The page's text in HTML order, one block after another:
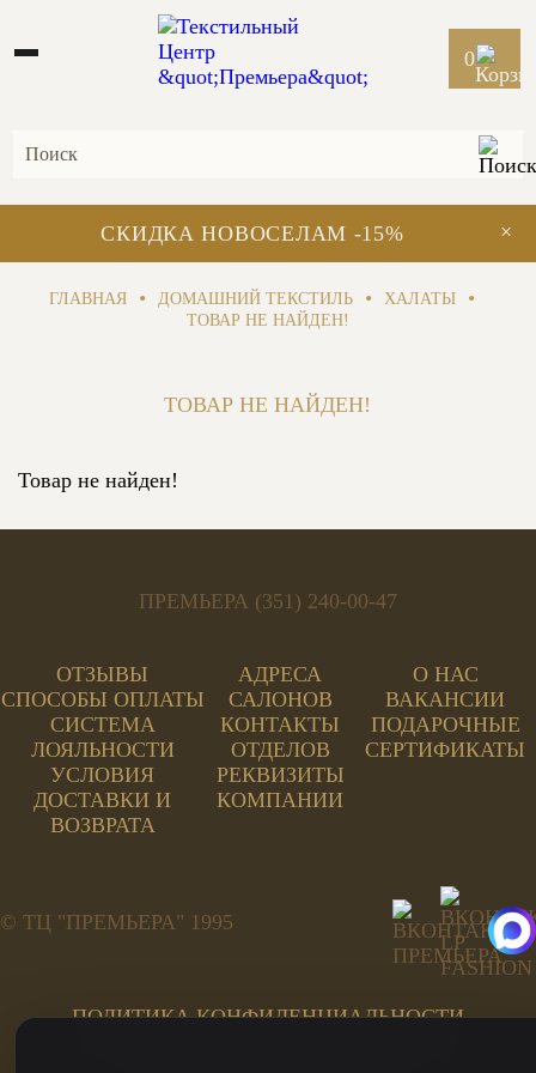
0
×
СКИДКА НОВОСЕЛАМ -15%
ГЛАВНАЯ • ДОМАШНИЙ ТЕКСТИЛЬ • ХАЛАТЫ •
ТОВАР НЕ НАЙДЕН!
ТОВАР НЕ НАЙДЕН!
Товар не найден!
ПРЕМЬЕРА (351) 240-00-47
ОТЗЫВЫ
СПОСОБЫ ОПЛАТЫ
СИСТЕМА
ЛОЯЛЬНОСТИ
УСЛОВИЯ
ДОСТАВКИ И
ВОЗВРАТА
АДРЕСА
САЛОНОВ
КОНТАКТЫ
ОТДЕЛОВ
РЕКВИЗИТЫ
КОМПАНИИ
О НАС
ВАКАНСИИ
ПОДАРОЧНЫЕ
СЕРТИФИКАТЫ
© ТЦ "ПРЕМЬЕРА" 1995
ПОЛИТИКА КОНФИДЕНЦИАЛЬНОСТИ